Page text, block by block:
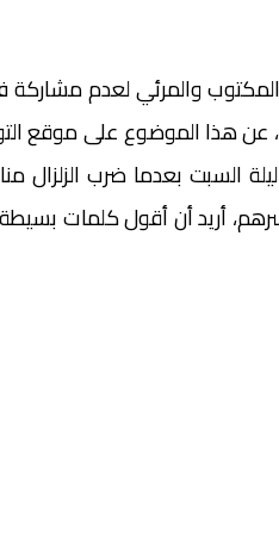
والمرئي لعدم مشاركة
عن هذا الموضوع على موقع
السبت بعدما ضرب
أريد أن أقول كلمات بسيطة،